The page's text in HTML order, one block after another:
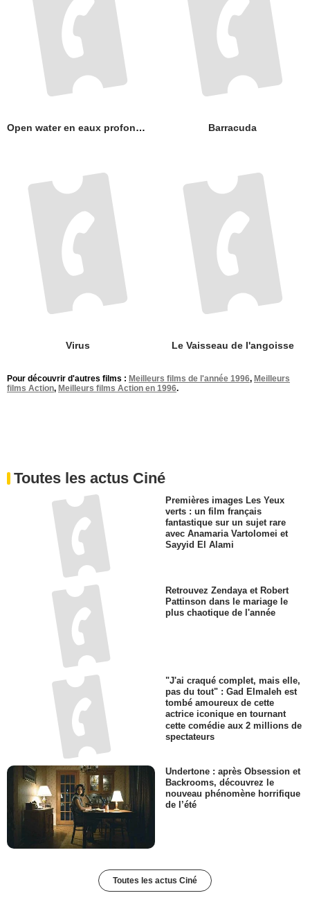
Open water en eaux profondes Barracuda
Virus Le Vaisseau de l'angoisse
Pour découvrir d'autres films : Meilleurs films de l'année 1996, Meilleurs
films Action, Meilleurs films Action en 1996.
Toutes les actus Ciné
Premières images Les Yeux
verts : un film français
fantastique sur un sujet rare
avec Anamaria Vartolomei et
Sayyid El Alami
Retrouvez Zendaya et Robert
Pattinson dans le mariage le
plus chaotique de l'année
"J'ai craqué complet, mais elle,
pas du tout" : Gad Elmaleh est
tombé amoureux de cette
actrice iconique en tournant
cette comédie aux 2 millions de
spectateurs
Undertone : après Obsession et
Backrooms, découvrez le
nouveau phénomène horrifique
de l’été
Toutes les actus Ciné